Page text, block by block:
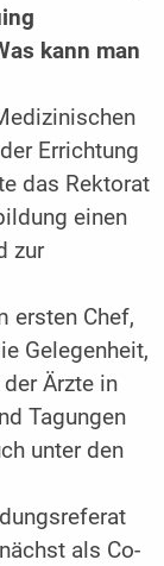
kann man
Errichtung
das Rektorat
einen
zur
ersten Chef,
Gelegenheit,
Ärzte in
Tagungen
unter den
als Co-